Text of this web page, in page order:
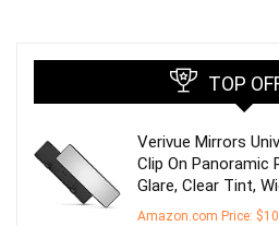
TOP
Verivue Mirrors
Clip On Panoramic
Glare, Clear Tint,
Amazon.com Price: $